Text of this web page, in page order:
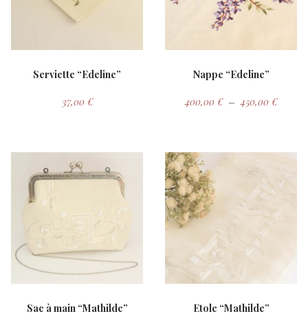
Serviette “Edeline”
37,00 €
Nappe “Edeline”
400,00 € – 450,00 €Plage
Sac à main “Mathilde” Etole “Mathilde”